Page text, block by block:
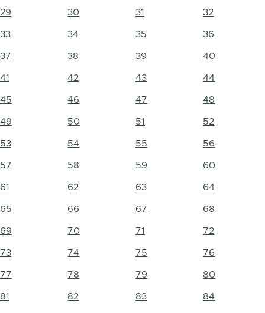
29 30 31 32
33 34 35 36
37 38 39 40
41 42 43 44
45 46 47 48
49 50 51 52
53 54 55 56
57 58 59 60
61 62 63 64
65 66 67 68
69 70 71 72
73 74 75 76
77 78 79 80
81 82 83 84